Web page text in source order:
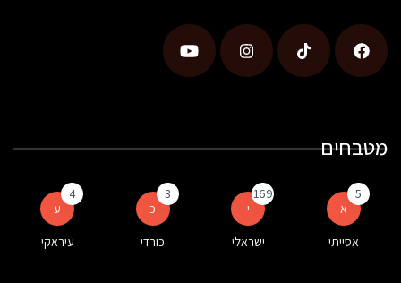
מטבחים
א
5
אסייתי
י
169
ישראלי
כ
3
כורדי
ע
4
עיראקי